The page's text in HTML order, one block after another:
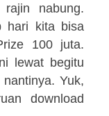
nabung.
hari kita bisa
100 juta.
lewat begitu
Yuk,
download